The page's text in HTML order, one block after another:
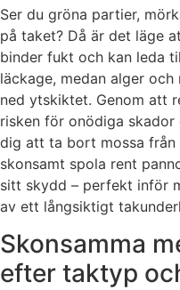
Ser du gröna partier,
på taket? Då är det läge
binder fukt och kan leda
läckage, medan alger
ned ytskiktet. Genom att
risken för onödiga
dig att ta bort mossa från
skonsamt spola rent
sitt skydd – perfekt inför
av ett långsiktigt
Skonsamma
efter taktyp